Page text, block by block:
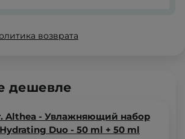
возврата
дешевле
Althea - Увлажняющий набор
Hydrating Duo - 50 ml + 50 ml